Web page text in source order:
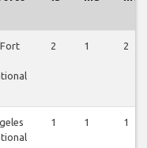
2 1 2
1 1 1